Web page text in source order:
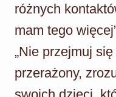
różnych
mam tego
„Nie przejmuj
przerażony,